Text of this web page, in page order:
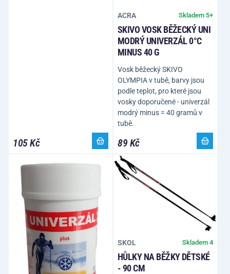
105 Kč
ACRA Skladem 5+
SKIVO VOSK BĚŽECKÝ UNI
MODRÝ UNIVERZÁL 0°C
MINUS 40 G
Vosk běžecký SKIVO
OLYMPIA v tubě, barvy jsou
podle teplot, pro které jsou
vosky doporučené - univerzál
modrý minus = 40 gramů v
tubě.
89 Kč
SKOL Skladem 4
HŮLKY NA BĚŽKY DĚTSKÉ
- 90 CM